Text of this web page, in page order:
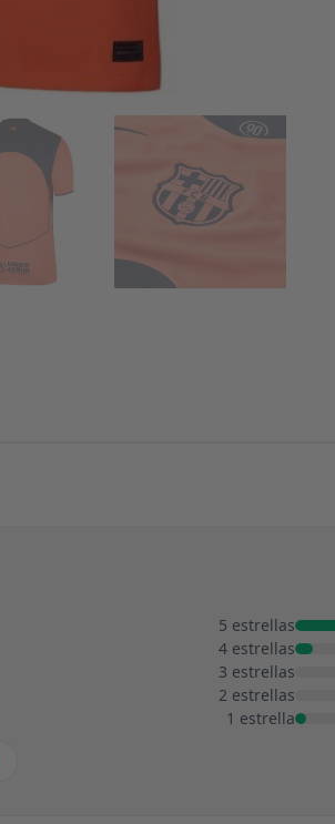
5 estrellas
4 estrellas
3 estrellas
2 estrellas
1 estrella